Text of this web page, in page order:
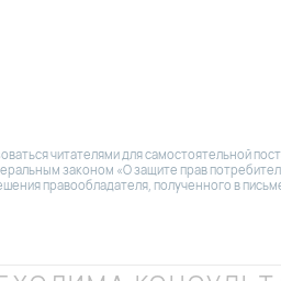
читателями для самостоятельной
законом «О защите прав
правообладателя, полученного в